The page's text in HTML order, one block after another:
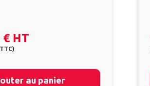
€ HT
TTC)
au panier